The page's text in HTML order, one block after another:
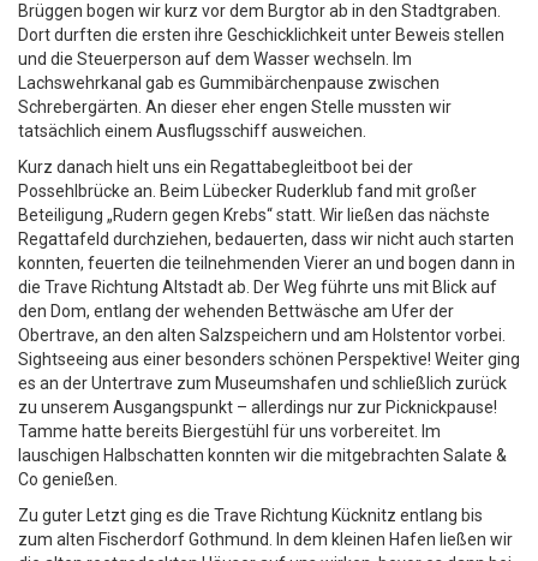
Brüggen bogen wir kurz vor dem Burgtor ab in den Stadtgraben.
Dort durften die ersten ihre Geschicklichkeit unter Beweis stellen
und die Steuerperson auf dem Wasser wechseln. Im
Lachswehrkanal gab es Gummibärchenpause zwischen
Schrebergärten. An dieser eher engen Stelle mussten wir
tatsächlich einem Ausflugsschiff ausweichen.
Kurz danach hielt uns ein Regattabegleitboot bei der
Possehlbrücke an. Beim Lübecker Ruderklub fand mit großer
Beteiligung „Rudern gegen Krebs“ statt. Wir ließen das nächste
Regattafeld durchziehen, bedauerten, dass wir nicht auch starten
konnten, feuerten die teilnehmenden Vierer an und bogen dann in
die Trave Richtung Altstadt ab. Der Weg führte uns mit Blick auf
den Dom, entlang der wehenden Bettwäsche am Ufer der
Obertrave, an den alten Salzspeichern und am Holstentor vorbei.
Sightseeing aus einer besonders schönen Perspektive! Weiter ging
es an der Untertrave zum Museumshafen und schließlich zurück
zu unserem Ausgangspunkt – allerdings nur zur Picknickpause!
Tamme hatte bereits Biergestühl für uns vorbereitet. Im
lauschigen Halbschatten konnten wir die mitgebrachten Salate &
Co genießen.
Zu guter Letzt ging es die Trave Richtung Kücknitz entlang bis
zum alten Fischerdorf Gothmund. In dem kleinen Hafen ließen wir